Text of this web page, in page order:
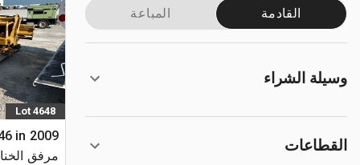
القادمة المباعة
وسيلة الشراء
القطاعات
Lot 4648
in